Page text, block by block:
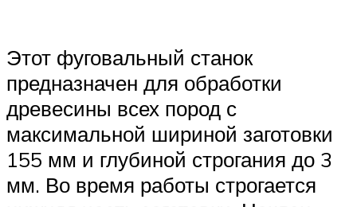
Этот фуговальный станок
предназначен для обработки
древесины всех пород с
максимальной шириной заготовки
155 мм и глубиной строгания до 3
мм. Во время работы строгается